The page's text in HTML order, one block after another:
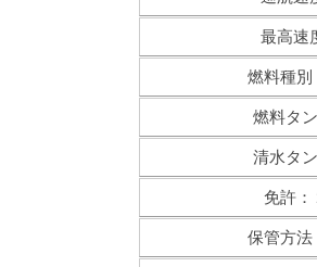
最高速
燃料種別
燃料タ
清水タ
免許：
保管方法